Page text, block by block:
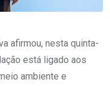
afirmou, nesta quinta-
está ligado aos
ambiente e